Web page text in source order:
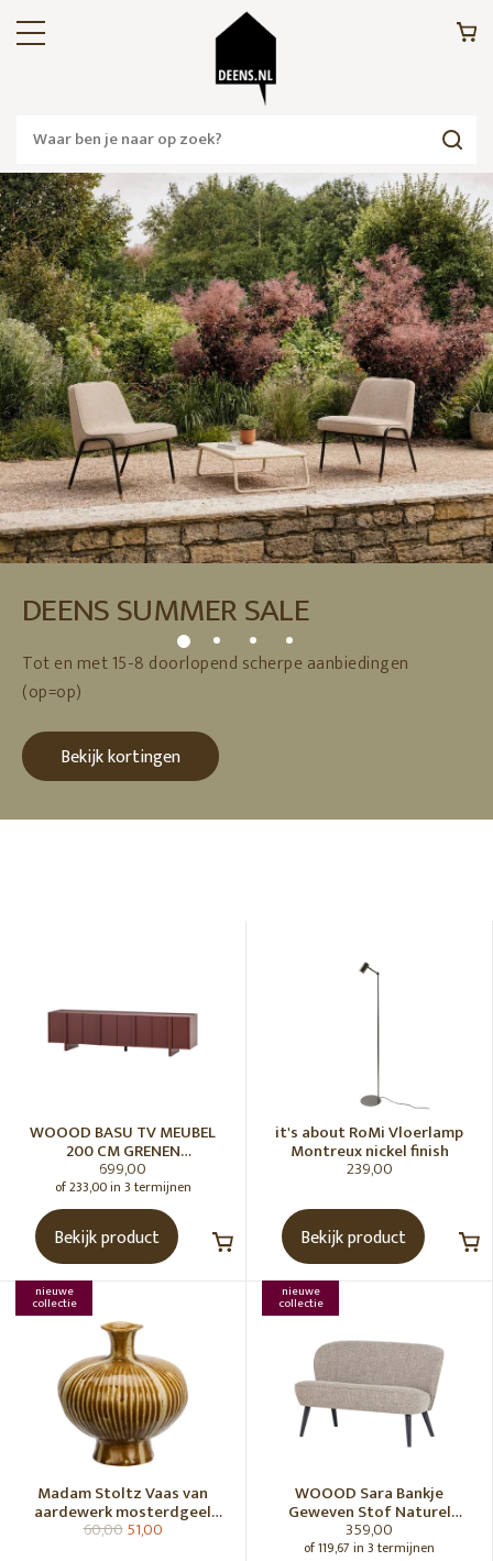
DEENS SUMMER SALE
Tot en met 15-8 doorlopend scherpe aanbiedingen
(op=op)
Bekijk kortingen
WOOOD BASU TV MEUBEL
200 CM GRENEN
BORDEAUXROOD [fsc]
699,00
of 233,00 in 3 termijnen
Bekijk product
it's about RoMi Vloerlamp
Montreux nickel finish
239,00
Bekijk product
nieuwe
collectie
Madam Stoltz Vaas van
aardewerk mosterdgeel
naturel
60,0051,00
nieuwe
collectie
WOOOD Sara Bankje
Geweven Stof Naturel
Melange [Fsc]
359,00
of 119,67 in 3 termijnen